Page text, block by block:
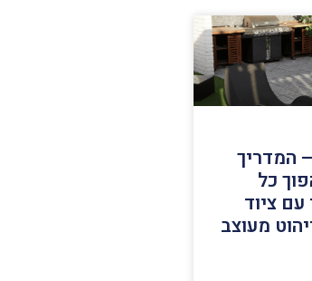
המדריך
כל
עם ציוד
מעוצב